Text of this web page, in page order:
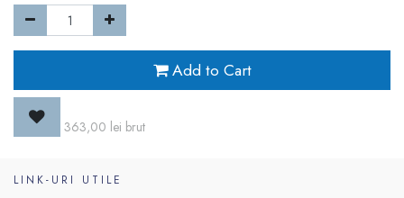
Add to Cart
363,00 lei brut
LINK-URI UTILE